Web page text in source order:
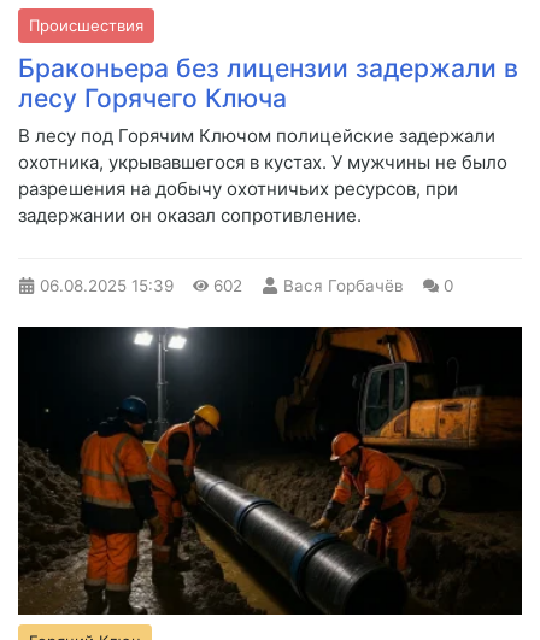
Происшествия
Браконьера без лицензии задержали в
лесу Горячего Ключа
В лесу под Горячим Ключом полицейские задержали
охотника, укрывавшегося в кустах. У мужчины не было
разрешения на добычу охотничьих ресурсов, при
задержании он оказал сопротивление.
06.08.2025 15:39 602 Вася Горбачёв 0